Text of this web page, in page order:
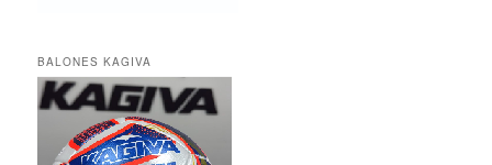
BALONES KAGIVA